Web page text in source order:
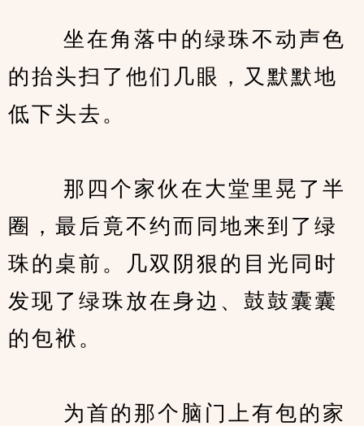
坐在角落中的绿珠不动声色
的抬头扫了他们几眼，又默默地
低下头去。
那四个家伙在大堂里晃了半
圈，最后竟不约而同地来到了绿
珠的桌前。几双阴狠的目光同时
发现了绿珠放在身边、鼓鼓囊囊
的包袱。
为首的那个脑门上有包的家